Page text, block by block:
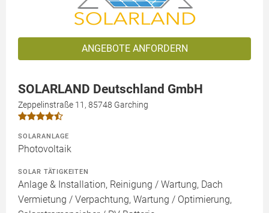
ANGEBOTE ANFORDERN
SOLARLAND Deutschland GmbH
Zeppelinstraße 11, 85748 Garching
SOLARANLAGE
Photovoltaik
SOLAR TÄTIGKEITEN
Anlage & Installation, Reinigung / Wartung, Dach
Vermietung / Verpachtung, Wartung / Optimierung,